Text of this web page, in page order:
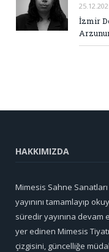
İzmir
HAKKIMIZDA
Mimesis Sahne Sanatları
yayınını tamamlayıp
süredir yayınına
yer edinen Mimesis
çizgisini, güncelliğe